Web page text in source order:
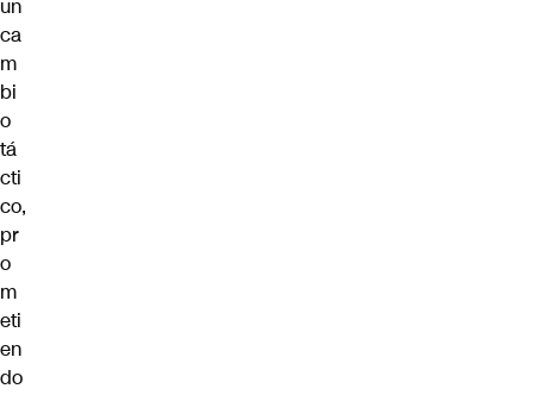
un
ca
m
bi
o
tá
cti
co,
pr
o
m
eti
en
do